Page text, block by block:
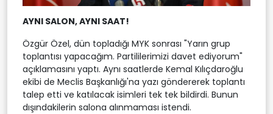
AYNI SALON, AYNI SAAT!
Özgür Özel, dün topladığı MYK sonrası "Yarın grup
toplantısı yapacağım. Partililerimizi davet ediyorum"
açıklamasını yaptı. Aynı saatlerde Kemal Kılıçdaroğlu
ekibi de Meclis Başkanlığı'na yazı göndererek toplantı
talep etti ve katılacak isimleri tek tek bildirdi. Bunun
dışındakilerin salona alınmaması istendi.